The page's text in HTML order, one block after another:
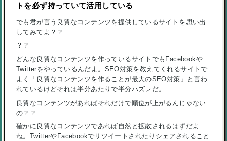
トを必ず持っていて活用している
でも君が言う良質なコンテンツを提供しているサイトを思い出
してみてよ？？
？？
どんな良質なコンテンツを作っているサイトでもFacebookや
Twitterをやっているんだよ。SEO対策を教えてくれるサイトで
よく「良質なコンテンツを作ることが最大のSEO対策」と言わ
れているけどそれは半分あたりで半分ハズレだ。
良質なコンテンツがあればそれだけで順位が上がるんじゃない
の？？
確かに良質なコンテンツであれば自然と拡散されるはずだよ
ね。TwitterやFacebookでリツイートされたりシェアされること